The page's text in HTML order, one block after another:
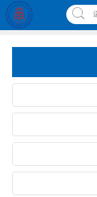
南昌应用技术师范学院，助
| 网上